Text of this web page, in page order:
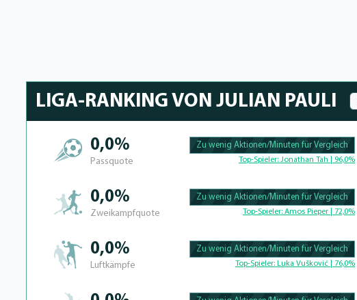
LIGA-RANKING VON JULIAN PAULI
0,0%
Passquote
100.39682539683% Complete
Zu wenig Aktionen/Minuten für Vergleich
Top-Spieler: Jonathan Tah | 96,0%
0,0%
Zweikampfquote
100.390625% Complete
Zu wenig Aktionen/Minuten für Vergleich
Top-Spieler: Amos Pieper | 72,0%
0,0%
Luftkämpfe
100.41493775934% Complete
Zu wenig Aktionen/Minuten für Vergleich
Top-Spieler: Luka Vušković | 76,0%